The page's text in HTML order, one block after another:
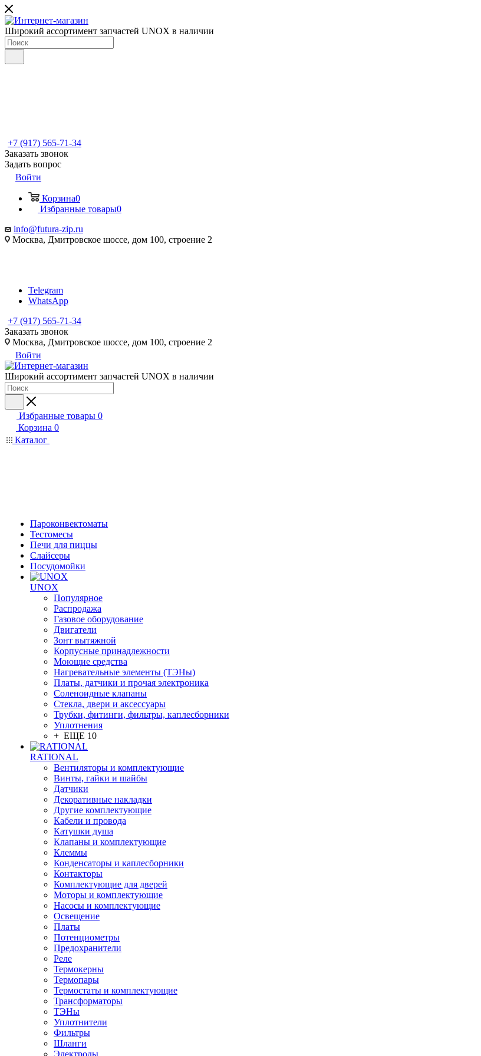
Широкий ассортимент запчастей UNOX в наличии
+7 (917) 565-71-34
Заказать звонок
Задать вопрос
Войти
Корзина0
Избранные товары0
info@futura-zip.ru
Москва, Дмитровское шоссе, дом 100, строение 2
Telegram
WhatsApp
+7 (917) 565-71-34
Заказать звонок
Москва, Дмитровское шоссе, дом 100, строение 2
Войти
Широкий ассортимент запчастей UNOX в наличии
Избранные товары 0
Корзина 0
Каталог
Пароконвектоматы
Тестомесы
Печи для пиццы
Слайсеры
Посудомойки
UNOX
Популярное
Распродажа
Газовое оборудование
Двигатели
Зонт вытяжной
Корпусные принадлежности
Моющие средства
Нагревательные элементы (ТЭНы)
Платы, датчики и прочая электроника
Соленоидные клапаны
Стекла, двери и аксессуары
Трубки, фитинги, фильтры, каплесборники
Уплотнения
+ ЕЩЕ 10
RATIONAL
Вентиляторы и комплектующие
Винты, гайки и шайбы
Датчики
Декоративные накладки
Другие комплектующие
Кабели и провода
Катушки душа
Клапаны и комплектующие
Клеммы
Конденсаторы и каплесборники
Контакторы
Комплектующие для дверей
Моторы и комплектующие
Насосы и комплектующие
Освещение
Платы
Потенциометры
Предохранители
Реле
Термокерны
Термопары
Термостаты и комплектующие
Трансформаторы
ТЭНы
Уплотнители
Фильтры
Шланги
Электроды